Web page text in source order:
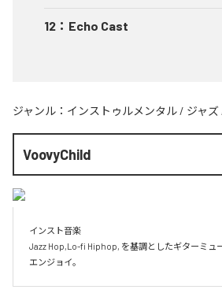
12 ： Echo Cast
ジャンル： インストゥルメンタル / ジャズ
VoovyChild
インスト音楽
Jazz Hop,Lo-fi Hiphop, を基調としたギターミュ
エンジョイ。